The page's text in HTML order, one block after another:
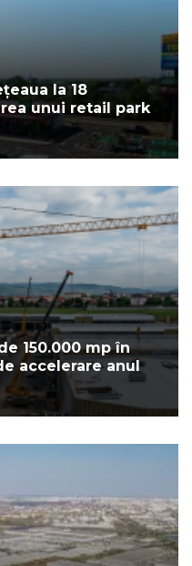
la 18
unui retail park
150.000 mp în
accelerare anul